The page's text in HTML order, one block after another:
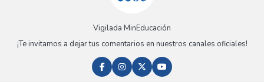
Vigilada MinEducación
¡Te invitamos a dejar tus comentarios en nuestros canales oficiales!